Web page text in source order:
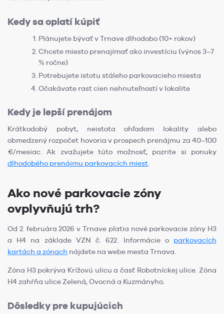
Kedy sa oplatí kúpiť
Plánujete bývať v Trnave dlhodobo (10+ rokov)
Chcete miesto prenajímať ako investíciu (výnos 3–7
% ročne)
Potrebujete istotu stáleho parkovacieho miesta
Očakávate rast cien nehnuteľností v lokalite
Kedy je lepší prenájom
Krátkodobý pobyt, neistota ohľadom lokality alebo
obmedzený rozpočet hovoria v prospech prenájmu za 40–100
€/mesiac. Ak zvažujete túto možnosť, pozrite si ponuky
dlhodobého prenájmu parkovacích miest
Ako nové parkovacie zóny
ovplyvňujú trh?
Od 2. februára 2026 v Trnave platia nové parkovacie zóny H3
a H4 na základe VZN č. 622. Informácie o parkovacích
kartách a zónach nájdete na webe mesta Trnava.
Zóna H3 pokrýva Krížovú ulicu a časť Robotníckej ulice. Zóna
H4 zahŕňa ulice Zelená, Ovocná a Kuzmányho.
Dôsledky pre kupujúcich